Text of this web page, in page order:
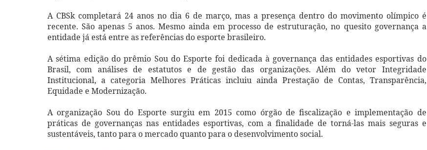
A CBSk completará 24 anos no dia 6 de março, mas a presença dentro do movimento olímpico é
recente. São apenas 5 anos. Mesmo ainda em processo de estruturação, no quesito governança a
entidade já está entre as referências do esporte brasileiro.
A sétima edição do prêmio Sou do Esporte foi dedicada à governança das entidades esportivas do
Brasil, com análises de estatutos e de gestão das organizações. Além do vetor Integridade
Institucional, a categoria Melhores Práticas incluiu ainda Prestação de Contas, Transparência,
Equidade e Modernização.
A organização Sou do Esporte surgiu em 2015 como órgão de fiscalização e implementação de
práticas de governanças nas entidades esportivas, com a finalidade de torná-las mais seguras e
sustentáveis, tanto para o mercado quanto para o desenvolvimento social.